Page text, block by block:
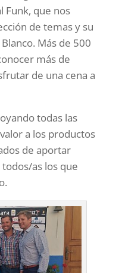
Funk, que nos
de temas y su
Más de 500
más de
de una cena a
todas las
a los productos
de aportar
as los que